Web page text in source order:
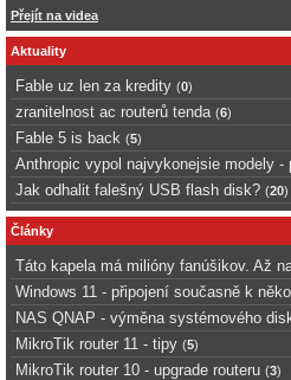
Přejít na videa
Aktuality
Fable uz len za kredity (0)
zranitelnost ac routerů tenda (6)
Fable 5 is back (5)
Anthropic vypol najvykonejsie modely -
Jak odhalit falešný USB flash disk? (20)
Články
Táto kapela má milióny fanúšikov. Až
Windows 11 - připojení současně k
NAS QNAP - výměna systémového
MikroTik router 11 - tipy (5)
MikroTik router 10 - upgrade routeru (3)